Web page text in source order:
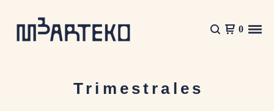
0
Trimestrales